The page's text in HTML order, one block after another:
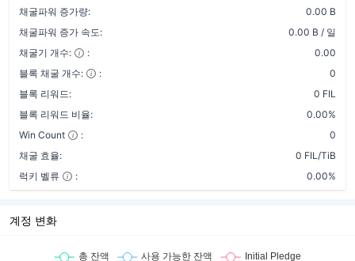
채굴파워 증가량:
0.00 B
채굴파워 증가 속도:
0.00 B / 일
채굴기 개수:
:
0.00
블록 채굴 개수:
:
0
블록 리워드:
0 FIL
블록 리워드 비율:
0.00%
Win Count
:
0
채굴 효율:
0 FIL/TiB
럭키 벨류
: 0.00%
계정 변화